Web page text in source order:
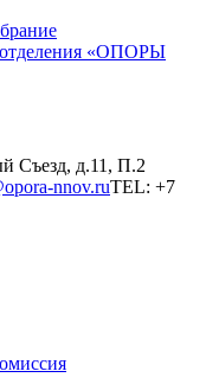
отделения «ОПОРЫ
Съезд, д.11, П.2
nnov.ruTEL: +7